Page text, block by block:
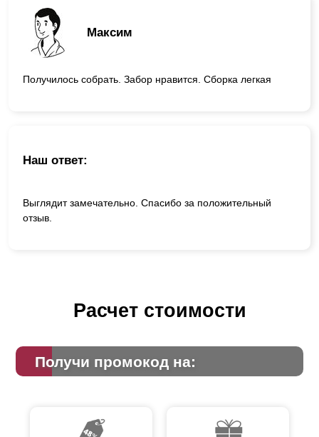
Максим
Получилось собрать. Забор нравится. Сборка легкая
Наш ответ:
Выглядит замечательно. Спасибо за положительный
отзыв.
Расчет стоимости
Получи промокод на: